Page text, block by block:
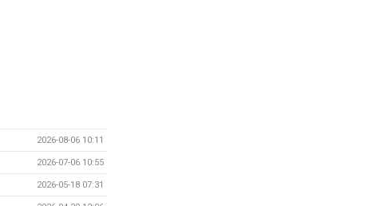
2026-08-06 10:11
2026-07-06 10:55
2026-05-18 07:31